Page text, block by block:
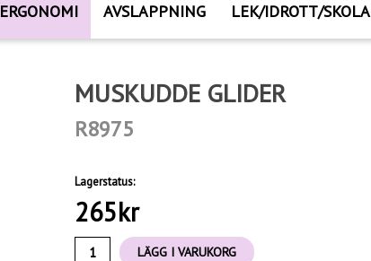
ERGONOMI AVSLAPPNING LEK/IDROTT/SKOLA
MUSKUDDE GLIDER
R8975
Lagerstatus:
265kr
LÄGG I VARUKORG